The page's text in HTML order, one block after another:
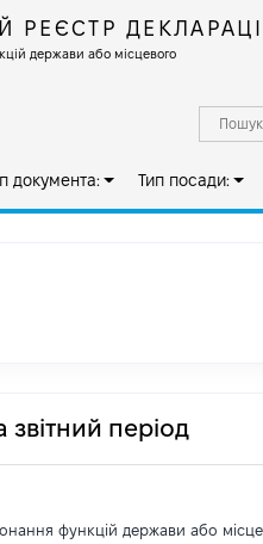
держави або місцевого
документа: Тип посади:
звітний період
функцій держави або